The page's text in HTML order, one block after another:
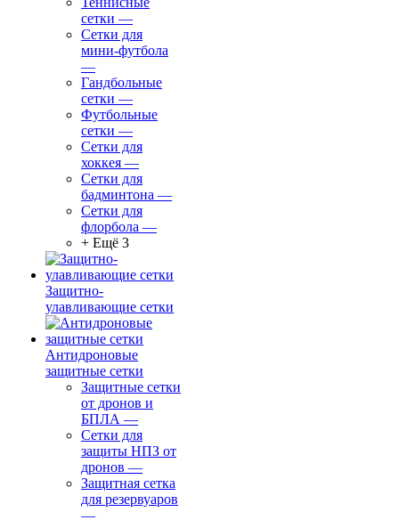
сетки —
Сетки для
мини-футбола
—
Гандбольные
сетки —
Футбольные
сетки —
Сетки для
хоккея —
Сетки для
бадминтона —
Сетки для
флорбола —
+ Ещё 3
Защитно-
улавливающие сетки
Антидроновые
защитные сетки
Защитные сетки
от дронов и
БПЛА —
Сетки для
защиты НПЗ от
дронов —
Защитная сетка
для резервуаров
—